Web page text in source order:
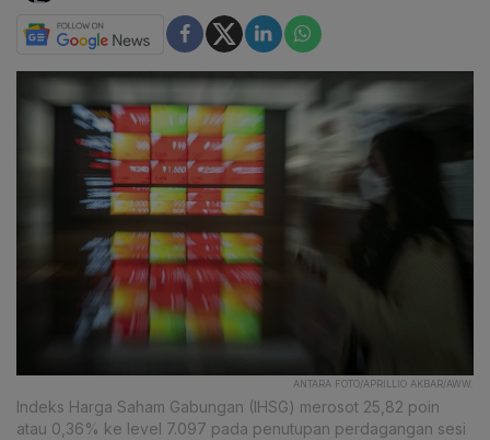
ANTARA FOTO/APRILLIO AKBAR/AWW.
Indeks Harga Saham Gabungan (IHSG) merosot 25,82 poin
atau 0,36% ke level 7.097 pada penutupan perdagangan sesi